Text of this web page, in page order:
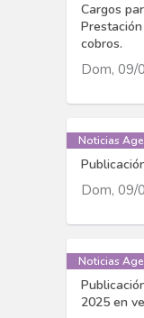
Cargos
cobros.
Dom, 09/
Noticias
Dom, 09/
Noticias
2025 en